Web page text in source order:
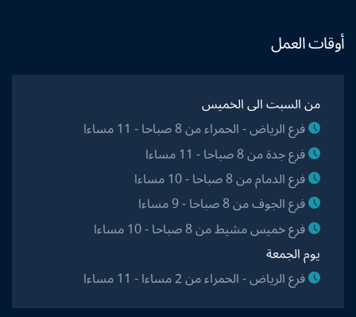
أوقات العمل
من السبت الى الخميس
فرع الرياض - الحمراء من 8 صباحا - 11 مساءا
فرع جدة من 8 صباحا - 11 مساءا
فرع الدمام من 8 صباحا - 10 مساءا
فرع الجوف من 8 صباحا - 9 مساءا
فرع خميس مشيط من 8 صباحا - 10 مساءا
يوم الجمعة
فرع الرياض - الحمراء من 2 مساءا - 11 مساءا